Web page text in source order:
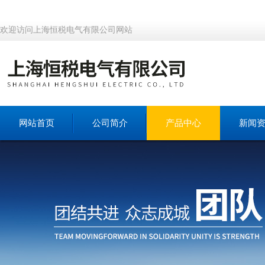
欢迎访问上海恒税电气有限公司网站
网站首页 公司简介 产品中心 新闻